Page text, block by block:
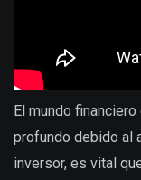
El mundo
profundo debido al
inversor, es vital